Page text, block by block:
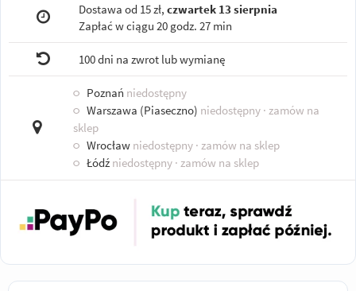
Dostawa od 15 zł, czwartek 13 sierpnia
Zapłać w ciągu 20 godz. 27 min
100 dni na zwrot lub wymianę
○ Poznań niedostępny
○ Warszawa (Piaseczno) niedostępny · zamów na
sklep
○ Wrocław niedostępny · zamów na sklep
○ Łódź niedostępny · zamów na sklep